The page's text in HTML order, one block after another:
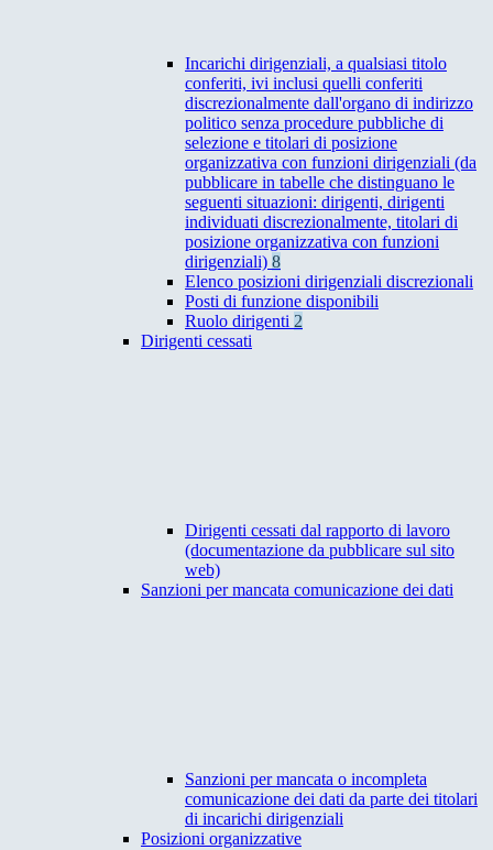
Incarichi dirigenziali, a qualsiasi titolo
conferiti, ivi inclusi quelli conferiti
discrezionalmente dall'organo di indirizzo
politico senza procedure pubbliche di
selezione e titolari di posizione
organizzativa con funzioni dirigenziali (da
pubblicare in tabelle che distinguano le
seguenti situazioni: dirigenti, dirigenti
individuati discrezionalmente, titolari di
posizione organizzativa con funzioni
dirigenziali) 8
Elenco posizioni dirigenziali discrezionali
Posti di funzione disponibili
Ruolo dirigenti 2
Dirigenti cessati
Dirigenti cessati dal rapporto di lavoro
(documentazione da pubblicare sul sito
web)
Sanzioni per mancata comunicazione dei dati
Sanzioni per mancata o incompleta
comunicazione dei dati da parte dei titolari
di incarichi dirigenziali
Posizioni organizzative